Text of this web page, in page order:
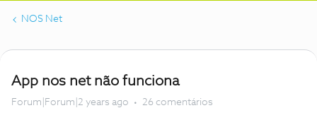
NOS Net
App nos net não funciona
Forum|Forum|2 years ago 26 comentários